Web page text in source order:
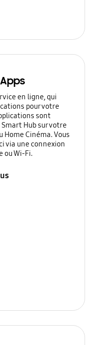
en ligne, qui
pour votre
sont
Hub sur votre
Home Cinéma. Vous
via une connexion
ou Wi-Fi.